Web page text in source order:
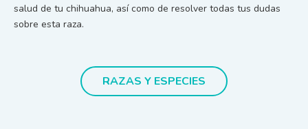
salud de tu chihuahua, así como de resolver todas tus dudas
sobre esta raza.
RAZAS Y ESPECIES